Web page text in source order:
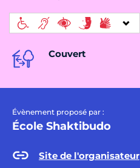
Couvert
Évènement proposé par :
École Shaktibudo
Site de l'organisateur